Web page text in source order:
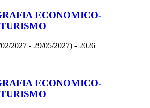
ECONOMICO-
2027 - 29/05/2027) - 2026
ECONOMICO-